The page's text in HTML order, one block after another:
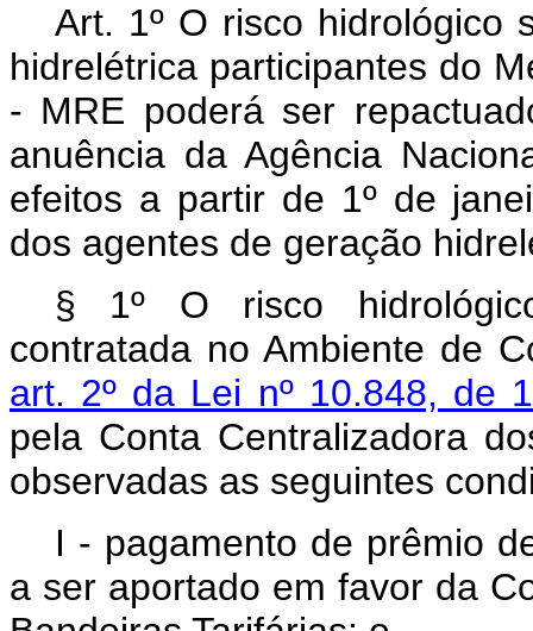
Art. 1º O risco hidrológico
hidrelétrica participantes do
- MRE poderá ser
anuência da Agência
efeitos a partir de 1º de
dos agentes de geração
§ 1º O risco
contratada no Ambiente de
art. 2º da Lei nº 10.848, de
pela Conta Centralizadora
observadas as seguintes
I - pagamento de prêmio
a ser aportado em favor da